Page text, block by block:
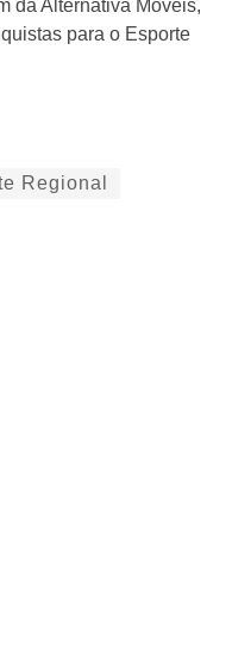
da Alternativa Móveis,
para o Esporte
Regional